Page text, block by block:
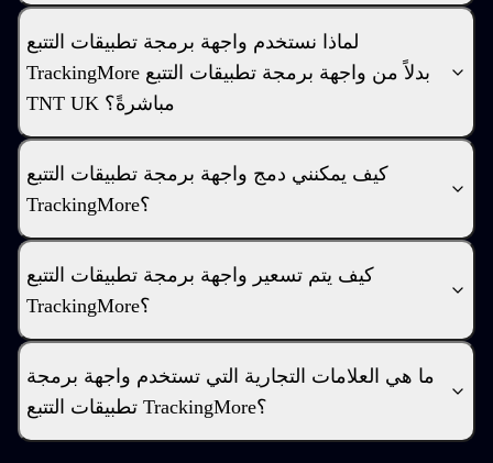
لماذا نستخدم واجهة برمجة تطبيقات التتبع
TrackingMore بدلاً من واجهة برمجة تطبيقات التتبع
TNT UK مباشرةً؟
كيف يمكنني دمج واجهة برمجة تطبيقات التتبع
TrackingMore؟
كيف يتم تسعير واجهة برمجة تطبيقات التتبع
TrackingMore؟
ما هي العلامات التجارية التي تستخدم واجهة برمجة
تطبيقات التتبع TrackingMore؟